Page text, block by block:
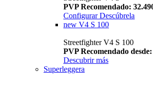
PVP Recomendado:
Configurar Descúbrela
new V4 S 100
Streetfighter V4 S 100
PVP Recomendado
Descubrir más
Superleggera